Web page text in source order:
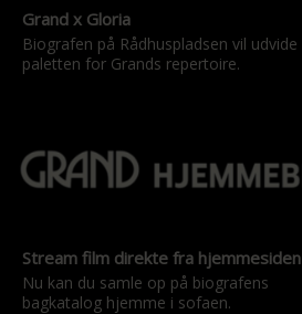
Grand x Gloria
Biografen på Rådhuspladsen vil udvide
paletten for Grands repertoire.
Stream film direkte fra hjemmesiden
Nu kan du samle op på biografens
bagkatalog hjemme i sofaen.